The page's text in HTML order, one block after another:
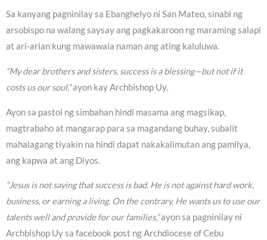
Sa kanyang pagninilay sa Ebanghelyo ni San Mateo, sinabi ng
arsobispo na walang saysay ang pagkakaroon ng maraming salapi
at ari-arian kung mawawala naman ang ating kaluluwa.
“My dear brothers and sisters, success is a blessing—but not if it
costs us our soul,”ayon kay Archbishop Uy.
Ayon sa pastol ng simbahan hindi masama ang magsikap,
magtrabaho at mangarap para sa magandang buhay, subalit
mahalagang tiyakin na hindi dapat nakakalimutan ang pamilya,
ang kapwa at ang Diyos.
“Jesus is not saying that success is bad. He is not against hard work,
business, or earning a living. On the contrary, He wants us to use our
talents well and provide for our families,”ayon sa pagninilay ni
Archbishop Uy sa facebook post ng Archdiocese of Cebu